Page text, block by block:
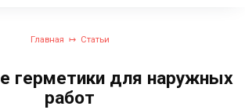
Главная Статьи
герметики для наружных
работ